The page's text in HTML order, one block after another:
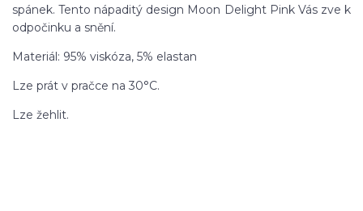
spánek. Tento nápaditý design Moon Delight Pink Vás zve k
odpočinku a snění.
Materiál: 95% viskóza, 5% elastan
Lze prát v pračce na 30°C.
Lze žehlit.